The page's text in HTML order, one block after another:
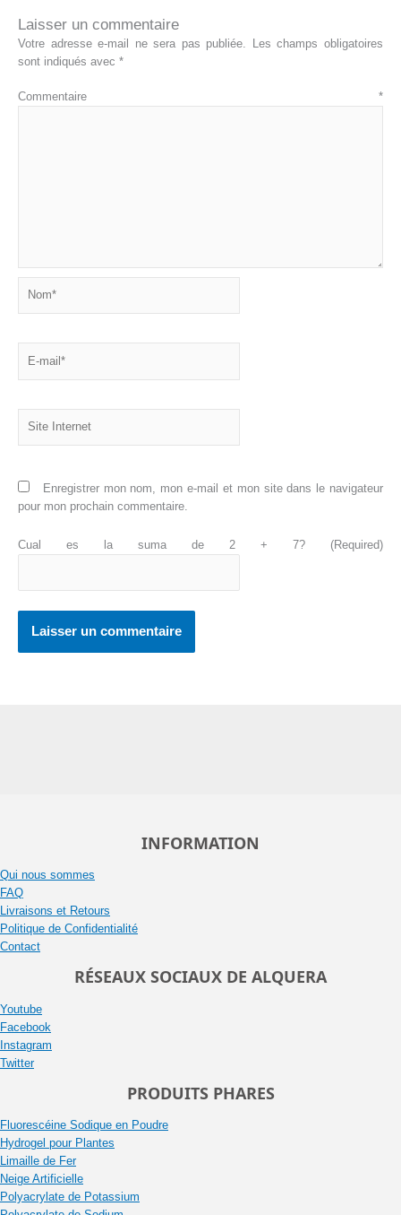
Laisser un commentaire
Votre adresse e-mail ne sera pas publiée.
Les champs obligatoires
sont indiqués avec *
Commentaire *
mail*
Internet
Enregistrer mon nom, mon e-mail et mon site dans le navigateur
pour mon prochain commentaire.
Cual es la suma de 2 + 7? (Required)
INFORMATION
Qui nous sommes
FAQ
Livraisons et Retours
Politique de Confidentialité
Contact
RÉSEAUX SOCIAUX DE ALQUERA
Youtube
Facebook
Instagram
Twitter
PRODUITS PHARES
Fluorescéine Sodique en Poudre
Hydrogel pour Plantes
Limaille de Fer
Neige Artificielle
Polyacrylate de Potassium